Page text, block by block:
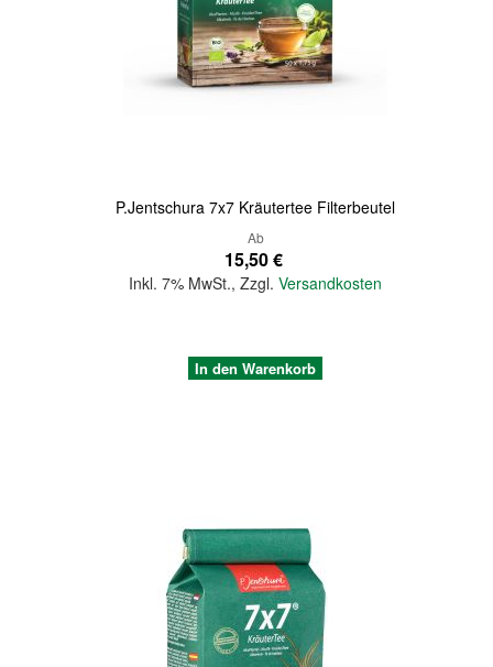
P.Jentschura 7x7 Kräutertee Filterbeutel
Ab
15,50 €
Inkl. 7% MwSt.,Zzgl.Versandkosten
In den Warenkorb